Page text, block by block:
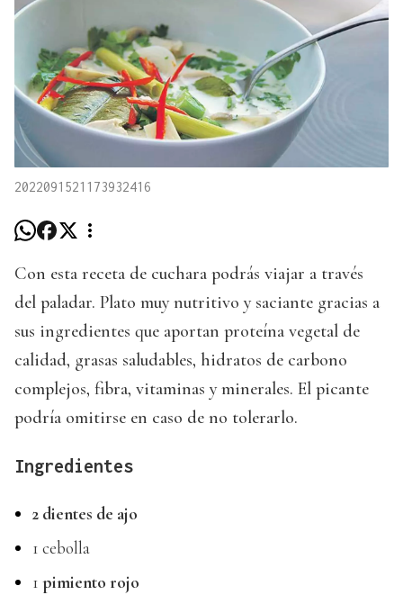
2022091521173932416
Con esta receta de cuchara podrás viajar a través
del paladar. Plato muy nutritivo y saciante gracias a
sus ingredientes que aportan proteína vegetal de
calidad, grasas saludables, hidratos de carbono
complejos, fibra, vitaminas y minerales. El picante
podría omitirse en caso de no tolerarlo.
Ingredientes
2 dientes de ajo
1 cebolla
1 pimiento rojo